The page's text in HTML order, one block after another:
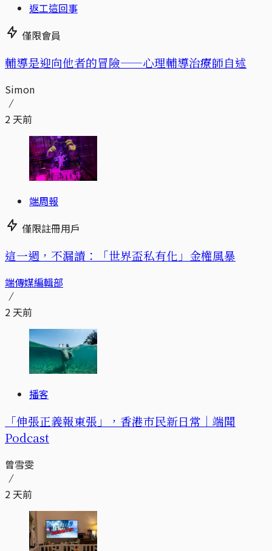
返工這回事
僅限會員
輔導是迎向他者的冒險——心理輔導治療師自述
Simon
2 天前
端周報
僅限註冊用戶
這一週，不漏讀：「世界盃私有化」金權風暴
端傳媒編輯部
2 天前
播客
「伸張正義報東張」，香港市民新日常｜端聞
Podcast
曾雪雯
2 天前